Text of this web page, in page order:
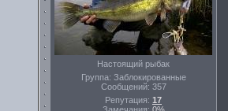
Настоящий рыбак
Группа: Заблокированные
Сообщений: 357
Репутация: 17